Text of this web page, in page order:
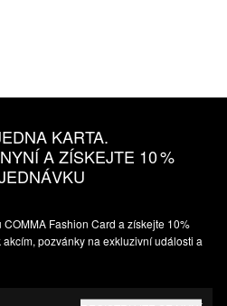
KARTA.
A ZÍSKEJTE 10 %
Fashion Card a získejte 10%
pozvánky na exkluzivní události a